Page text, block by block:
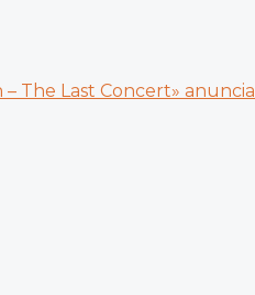
The Last Concert»